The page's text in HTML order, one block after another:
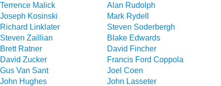
Terrence Malick
Alan Rudolph
Joseph Kosinski
Mark Rydell
Richard Linklater
Steven Soderbergh
Steven Zaillian
Blake Edwards
Brett Ratner
David Fincher
David Zucker
Francis Ford Coppola
Gus Van Sant
Joel Coen
John Hughes
John Lasseter